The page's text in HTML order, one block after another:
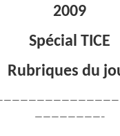
2009
Spécial TICE
Rubriques du
————————–